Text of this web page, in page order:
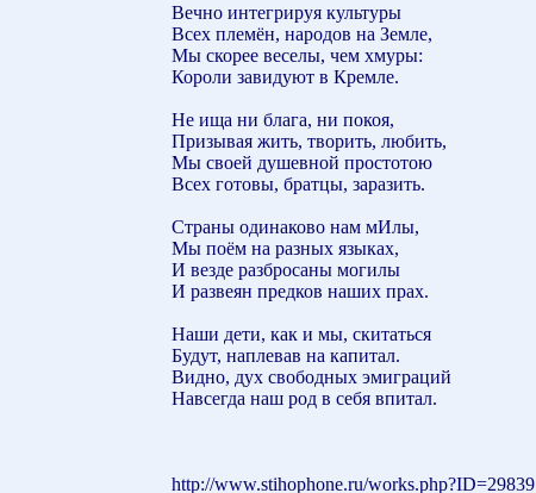
Вечно интегрируя культуры
Всех племён, народов на Земле,
Мы скорее веселы, чем хмуры:
Короли завидуют в Кремле.
Не ища ни блага, ни покоя,
Призывая жить, творить, любить,
Мы своей душевной простотою
Всех готовы, братцы, заразить.
Страны одинаково нам мИлы,
Мы поём на разных языках,
И везде разбросаны могилы
И развеян предков наших прах.
Наши дети, как и мы, скитаться
Будут, наплевав на капитал.
Видно, дух свободных эмиграций
Навсегда наш род в себя впитал.
http://www.stihophone.ru/works.php?ID=29839